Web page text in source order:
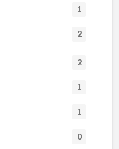
1
2
2
1
1
0